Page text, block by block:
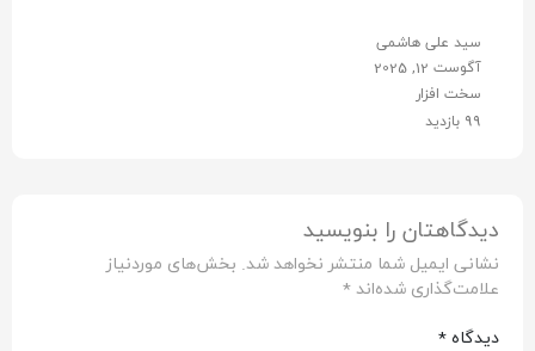
سید علی هاشمی
آگوست 12, 2025
سخت افزار
99 بازدید
دیدگاهتان را بنویسید
نشانی ایمیل شما منتشر نخواهد شد. بخش‌های موردنیاز
علامت‌گذاری شده‌اند *
دیدگاه *